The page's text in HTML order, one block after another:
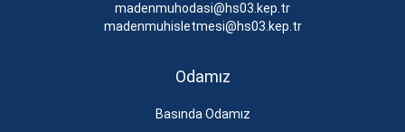
madenmuhodasi@hs03.kep.tr
madenmuhisletmesi@hs03.kep.tr
Odamız
Basında Odamız